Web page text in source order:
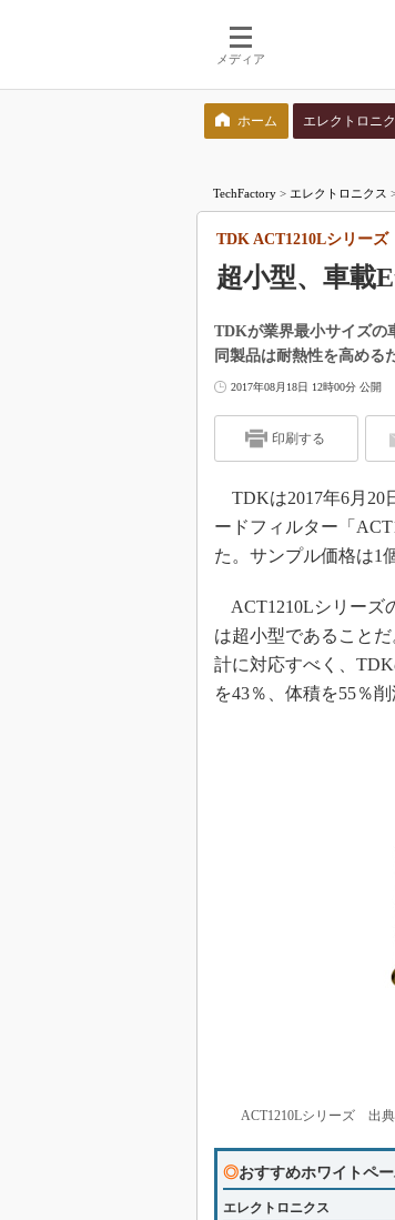
メディア
ホーム エレクトロニ
TechFactory > エレクトロニクス
超小型、車載
TDK ACT1210Lシリーズ
TDKが業界最小サイズの
同製品は耐熱性を高める
2017年08月18日 12時00分 公開
印刷する
TDKは2017年6月20
ードフィルター「
た。サンプル価格は1
ACT1210Lシリーズ
は超小型であること
計に対応すべく、
を43％、体積を55％削
ACT1210Lシリーズ 出
◎おすすめホワイトペ
エレクトロニクス